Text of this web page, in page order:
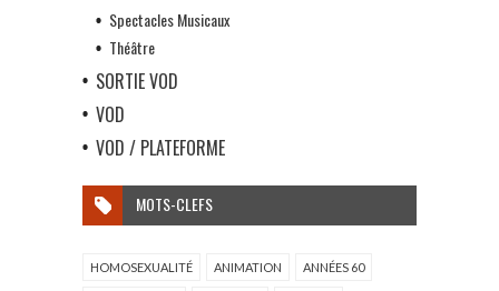
Spectacles Musicaux
Théâtre
SORTIE VOD
VOD
VOD / PLATEFORME
MOTS-CLEFS
HOMOSEXUALITÉ ANIMATION ANNÉES 60